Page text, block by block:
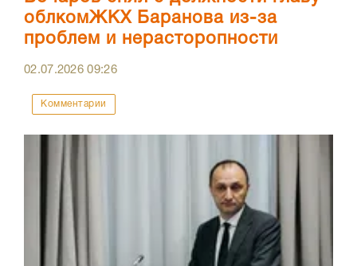
облкомЖКХ Баранова из-за
проблем и нерасторопности
02.07.202609:26
Комментарии